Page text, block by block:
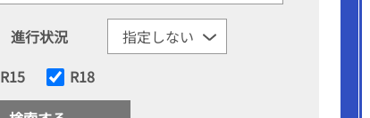
進行状況
R15 R18